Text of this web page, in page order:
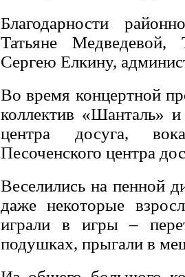
Благодарности
Татьяне
Сергею Елкину,
Во время концертной
коллектив «Шанталь»
центра досуга,
Песоченского центра
Веселились на пенной
даже некоторые
играли в игры –
подушках, прыгали в